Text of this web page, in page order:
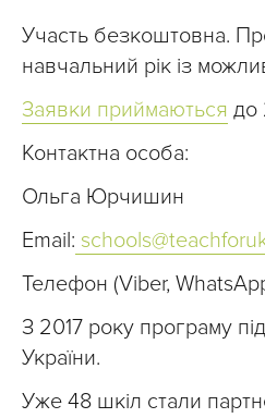
Участь безкоштовна.
навчальний рік із
Заявки приймаються до
Контактна особа:
Ольга Юрчишин
Email:
Телефон (Viber,
З 2017 року програму
України.
Уже 48 шкіл стали